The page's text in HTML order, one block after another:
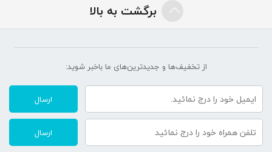
برگشت به بالا
از تخفیف‌ها و جدیدترین‌های ما‌ باخبر شوید:
ارسال
ارسال